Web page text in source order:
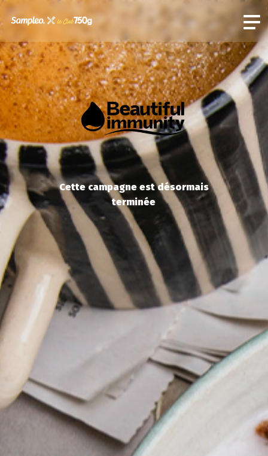
Cette campagne est désormais
terminée